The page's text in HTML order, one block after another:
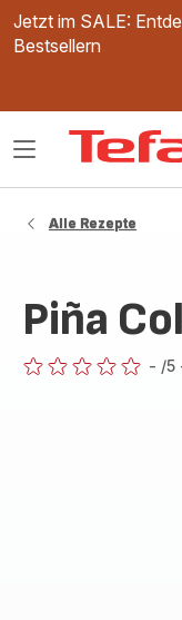
Jetzt im SALE:
Bestsellern
Das
Alle Rezepte
Piña
- /5